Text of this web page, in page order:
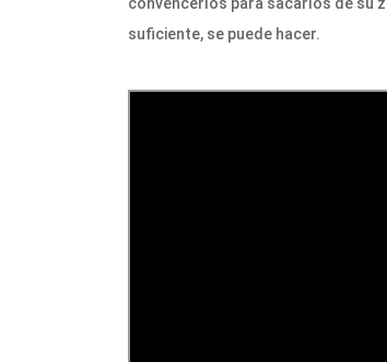
suficiente, se puede hacer.